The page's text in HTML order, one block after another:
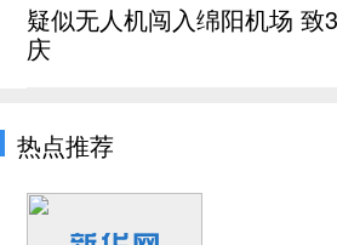
疑似无人机闯入绵阳机场 致
庆
热点推荐